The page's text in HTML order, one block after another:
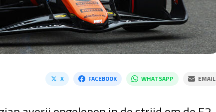
X FACEBOOK WHATSAPP EMAIL